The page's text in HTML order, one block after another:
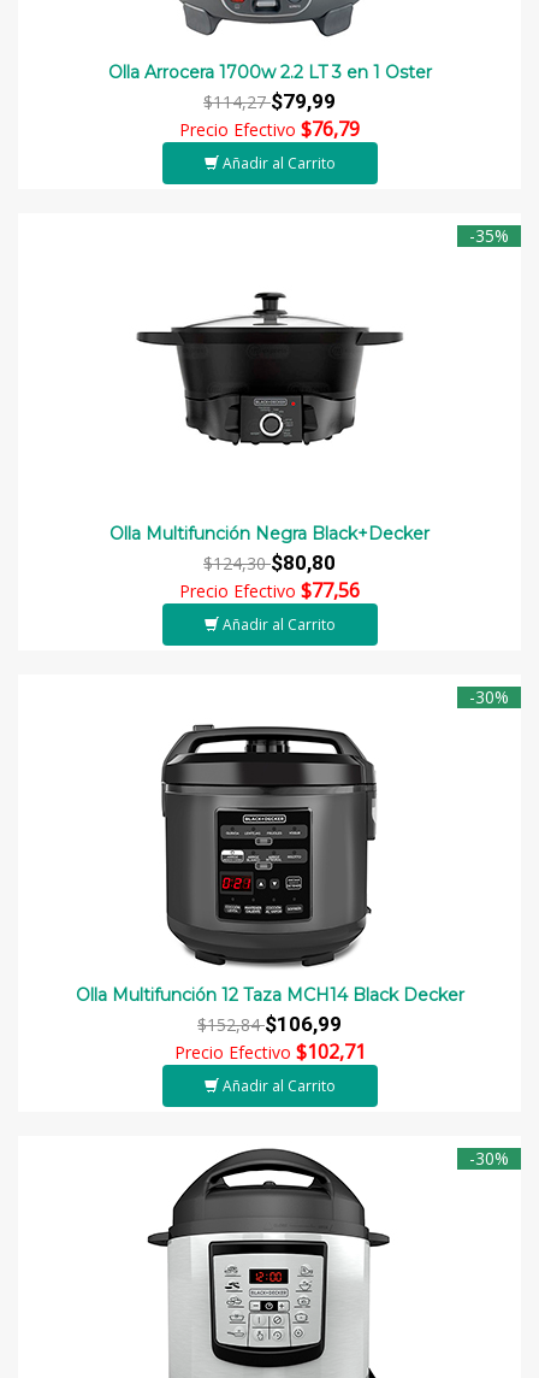
Olla Arrocera 1700w 2.2 LT 3 en 1 Oster
$114,27$79,99
Precio Efectivo $76,79
Añadir al Carrito
-35%
Olla Multifunción Negra Black+Decker
$124,30$80,80
Precio Efectivo $77,56
Añadir al Carrito
-30%
Olla Multifunción 12 Taza MCH14 Black Decker
$152,84$106,99
Precio Efectivo $102,71
Añadir al Carrito
-30%